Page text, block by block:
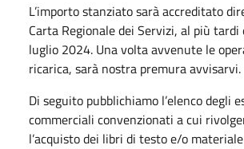
L’importo stanziato sarà accreditato
Carta Regionale dei Servizi, al più
luglio 2024. Una volta avvenute le
ricarica, sarà nostra premura avvisarvi.
Di seguito pubblichiamo l’elenco degli
commerciali convenzionati a cui
l’acquisto dei libri di testo e/o